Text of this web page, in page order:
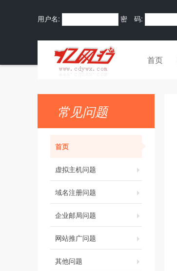
用户名: 密 码:
首页
常见问题
首页
虚拟主机问题
域名注册问题
企业邮局问题
网站推广问题
其他问题